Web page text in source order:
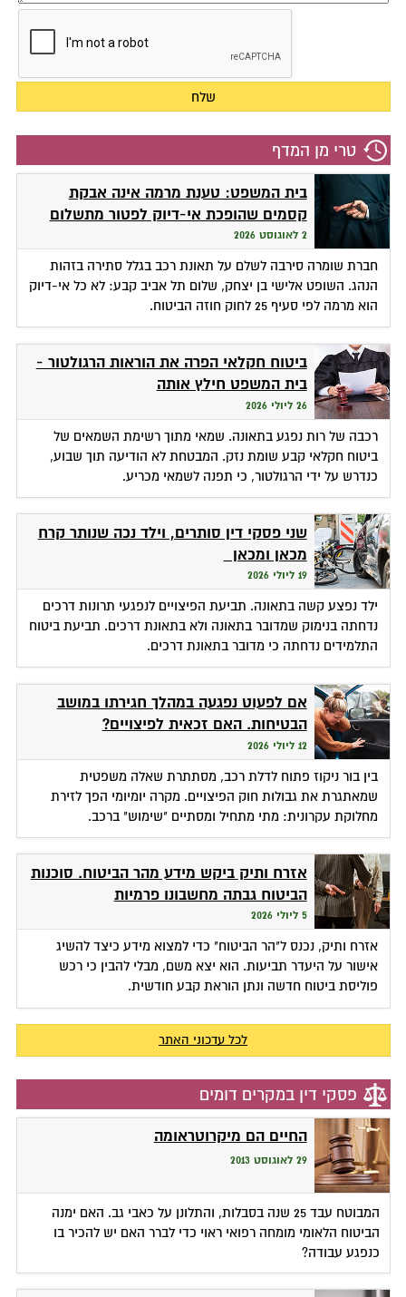
טרי מן המדף
בית המשפט: טענת מרמה אינה אבקת
קסמים שהופכת אי-דיוק לפטור מתשלום
2 לאוגוסט 2026
חברת שומרה סירבה לשלם על תאונת רכב בגלל סתירה בזהות
הנהג. השופט אלישי בן יצחק, שלום תל אביב קבע: לא כל אי-דיוק
הוא מרמה לפי סעיף 25 לחוק חוזה הביטוח.
ביטוח חקלאי הפרה את הוראות הרגולטור -
בית המשפט חילץ אותה
26 ליולי 2026
רכבה של רות נפגע בתאונה. שמאי מתוך רשימת השמאים של
ביטוח חקלאי קבע שומת נזק. המבטחת לא הודיעה תוך שבוע,
כנדרש על ידי הרגולטור, כי תפנה לשמאי מכריע.
שני פסקי דין סותרים, וילד נכה שנותר קרח
מכאן ומכאן
19 ליולי 2026
ילד נפצע קשה בתאונה. תביעת הפיצויים לנפגעי תרונות דרכים
נדחתה בנימוק שמדובר בתאונה ולא בתאונת דרכים. תביעת ביטוח
התלמידים נדחתה כי מדובר בתאונת דרכים.
אם לפעוט נפגעה במהלך חגירתו במושב
הבטיחות. האם זכאית לפיצויים?
12 ליולי 2026
בין בור ניקוז פתוח לדלת רכב, מסתתרת שאלה משפטית
שמאתגרת את גבולות חוק הפיצויים. מקרה יומיומי הפך לזירת
מחלוקת עקרונית: מתי מתחיל ומסתיים "שימוש" ברכב.
אזרח ותיק ביקש מידע מהר הביטוח. סוכנות
הביטוח גבתה מחשבונו פרמיות
5 ליולי 2026
אזרח ותיק, נכנס ל"הר הביטוח" כדי למצוא מידע כיצד להשיג
אישור על היעדר תביעות. הוא יצא משם, מבלי להבין כי רכש
פוליסת ביטוח חדשה ונתן הוראת קבע חודשית.
לכל עדכוני האתר
פסקי דין במקרים דומים
החיים הם מיקרוטראומה
29 לאוגוסט 2013
המבוטח עבד 25 שנה בסבלות, והתלונן על כאבי גב. האם ימנה
הביטוח הלאומי מומחה רפואי ראוי כדי לברר האם יש להכיר בו
כנפגע עבודה?